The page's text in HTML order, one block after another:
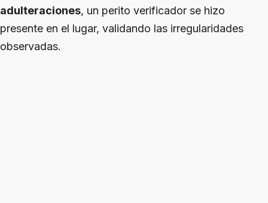
adulteraciones, un perito verificador se hizo
presente en el lugar, validando las irregularidades
observadas.